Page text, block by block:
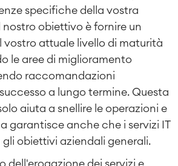
specifiche della vostra
nostro obiettivo è fornire un
vostro attuale livello di maturità
le aree di miglioramento
raccomandazioni
a lungo termine. Questa
aiuta a snellire le operazioni e
garantisce anche che i servizi IT
gli obiettivi aziendali generali.
dell'erogazione dei servizi e